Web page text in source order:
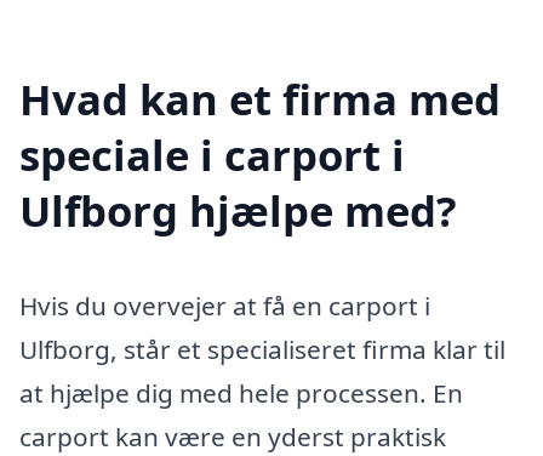
Hvad kan et firma med
speciale i carport i
Ulfborg hjælpe med?
Hvis du overvejer at få en carport i
Ulfborg, står et specialiseret firma klar til
at hjælpe dig med hele processen. En
carport kan være en yderst praktisk